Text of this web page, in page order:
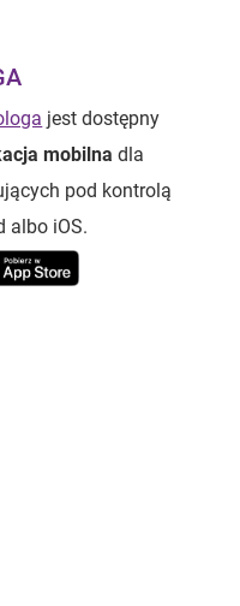
jest dostępny
mobilna dla
pod kontrolą
albo iOS.